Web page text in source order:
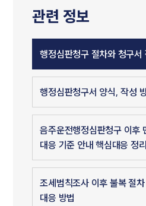
관련 정보
행정심판청구 절차와 청구서
행정심판청구서 양식, 작성
음주운전행정심판청구 이후
대응 기준 안내 핵심대응 정리
조세범칙조사 이후 불복 절
대응 방법